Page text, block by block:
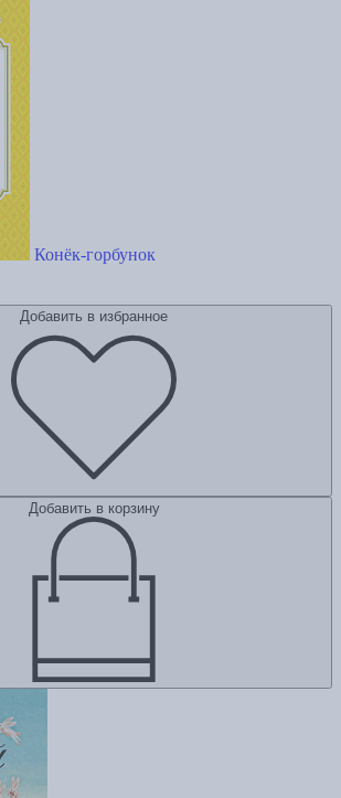
Конёк-горбунок
Добавить в избранное
Добавить в корзину